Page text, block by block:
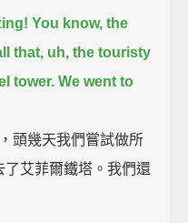
You know, the
that, uh, the touristy
tower. We went to
頭幾天我們嘗試做所
艾菲爾鐵塔。我們還